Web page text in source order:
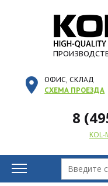
ОФИС, СКЛАД
СХЕМА ПРОЕЗДА
8
KOL-